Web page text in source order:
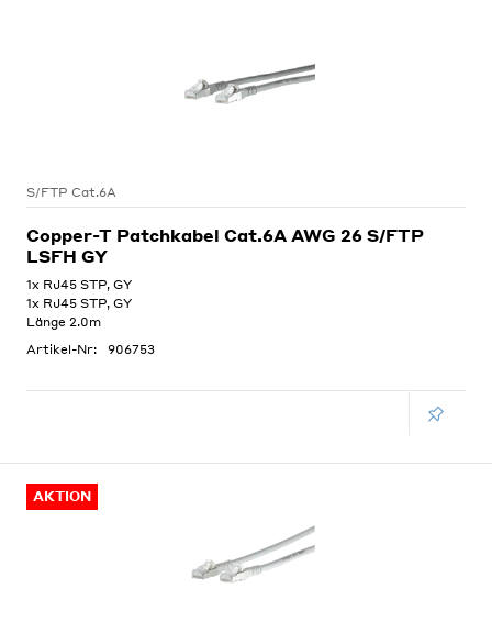
S/FTP Cat.6A
Copper-T Patchkabel Cat.6A AWG 26 S/FTP
LSFH GY
1x RJ45 STP, GY
1x RJ45 STP, GY
Länge 2.0m
Artikel-Nr:
906753
AKTION